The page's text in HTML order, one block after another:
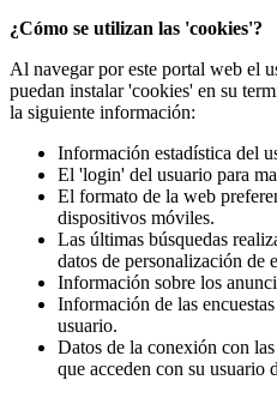
¿Cómo se utilizan las 'cookies'?
Al navegar por este portal web el
puedan instalar 'cookies' en su
la siguiente información:
Información estadística del
El 'login' del usuario para
El formato de la web
dispositivos móviles.
Las últimas búsquedas
datos de personalización de
Información sobre los
Información de las
usuario.
Datos de la conexión con
que acceden con su usuario